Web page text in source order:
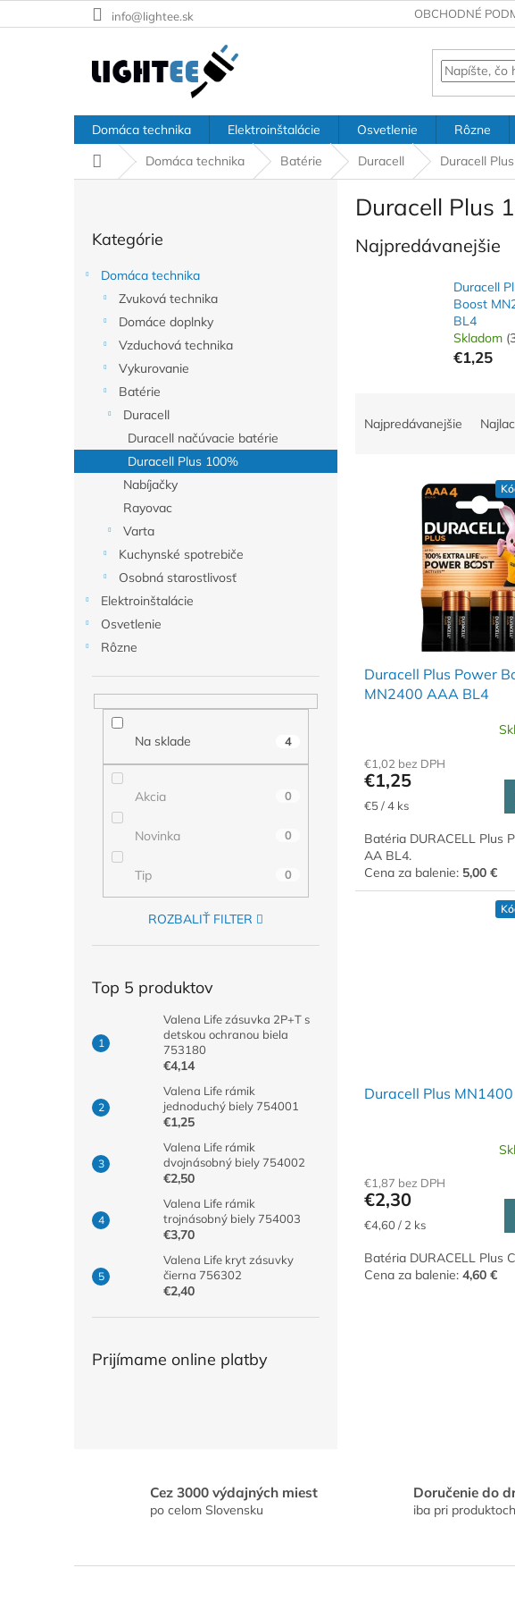
na
info@lightee.sk OBCHODNÉ
Domáca technika Elektroinštalácie Osvetlenie Rôzne
DomovDomáca technika Batérie Duracell Duracell
kategórie
Kategórie
Domáca technika
Zvuková technika
Domáce doplnky
Vzduchová technika
Vykurovanie
Batérie
Duracell
Duracell načúvacie batérie
Duracell Plus 100%
Nabíjačky
Rayovac
Varta
Kuchynské spotrebiče
Osobná starostlivosť
Elektroinštalácie
Osvetlenie
Rôzne
Na sklade 4
Akcia 0
Novinka 0
Tip 0
ROZBALIŤ FILTER
Top 5 produktov
Valena Life zásuvka 2P+T s
detskou ochranou biela
753180
€4,14
Valena Life rámik
jednoduchý biely 754001
€1,25
Valena Life rámik
dvojnásobný biely 754002
€2,50
Valena Life rámik
trojnásobný biely 754003
€3,70
Valena Life kryt zásuvky
čierna 756302
€2,40
Prijímame online platby
Duracell Plus
Najpredávanejšie
Duracell
Boost
BL4
Skladom
€1,25
Najpredávanejšie
Duracell Plus Power
MN2400 AAA BL4
€1,02 bez DPH
€1,25
Jednotková
€5 / 4 ks
Batéria DURACELL Plus
AA BL4.
Cena za balenie: 5,00 €
Duracell Plus MN1400
€1,87 bez DPH
€2,30
Jednotková
€4,60 / 2 ks
Batéria DURACELL Plus
Cena za balenie: 4,60 €
Cez 3000 výdajných miest
po celom Slovensku
Doručenie do
iba pri